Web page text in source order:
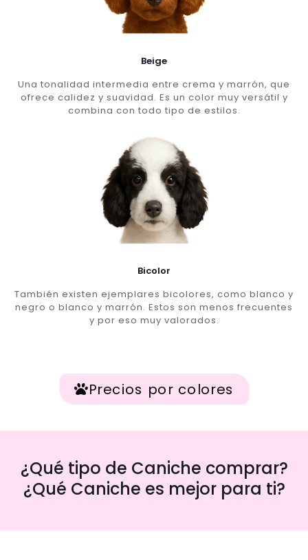
Beige
Una tonalidad intermedia entre crema y marrón, que
ofrece calidez y suavidad. Es un color muy versátil y
combina con todo tipo de estilos.
Bicolor
También existen ejemplares bicolores, como blanco y
negro o blanco y marrón. Estos son menos frecuentes
y por eso muy valorados.
Precios por colores
¿Qué tipo de Caniche comprar?
¿Qué Caniche es mejor para ti?